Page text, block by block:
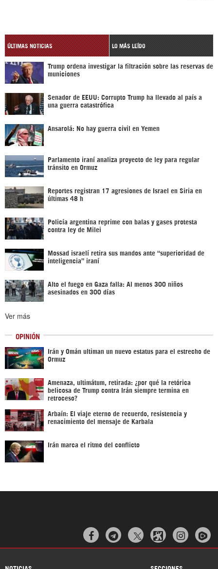
ÚLTIMAS NOTICIAS LO MÁS LEÍDO
Trump ordena investigar la filtración sobre las reservas de
municiones
Senador de EEUU: Corrupto Trump ha llevado al país a
una guerra catastrófica
Ansarolá: No hay guerra civil en Yemen
Parlamento iraní analiza proyecto de ley para regular
tránsito en Ormuz
Reportes registran 17 agresiones de Israel en Siria en
últimas 48 h
Policía argentina reprime con balas y gases protesta
contra ley de Milei
Mossad israelí retira sus mandos ante “superioridad de
inteligencia” iraní
Alto el fuego en Gaza falla: Al menos 300 niños
asesinados en 300 días
Ver más
OPINIÓN
Irán y Omán ultiman un nuevo estatus para el estrecho de
Ormuz
Amenaza, ultimátum, retirada: ¿por qué la retórica
belicosa de Trump contra Irán siempre termina en
retroceso?
Arbaín: El viaje eterno de recuerdo, resistencia y
renacimiento del mensaje de Karbala
Irán marca el ritmo del conflicto
  
NOTICIAS SECCIONES